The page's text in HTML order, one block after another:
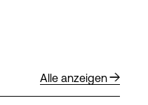
Alle anzeigen